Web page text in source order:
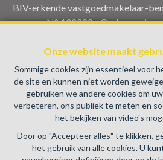
Onze website maakt
Sommige cookies zijn essentieel voor
de site en kunnen niet worden
gebruiken we andere cookies om
verbeteren, ons publiek te meten en
het bekijken van video's
Door op "Accepteer alles" te klikken,
het gebruik van alle cookies. U
BIV-erkende vastgoedmakelaar-
N° 100082 -
Beroepinstituut van
16B - 1000 Brussel (+32 2 505
www.biv.be-
BA en borgstelling via NV AXA
Brussel (polisnr. 730.390.160)
activiteiten die in België
Algemene gebruiksvoorwaarden